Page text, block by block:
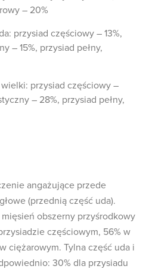
– 20%
przysiad częściowy – 13%,
– 15%, przysiad pełny,
przysiad częściowy –
– 28%, przysiad pełny,
angażujące przede
(przednią część uda).
obszerny przyśrodkowy
częściowym, 56% w
ciężarowym. Tylna część uda i
30% dla przysiadu